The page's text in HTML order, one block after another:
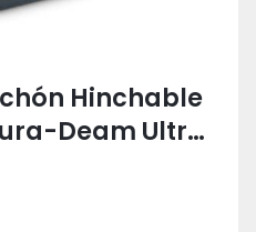
Hinchable
Deam Ultra